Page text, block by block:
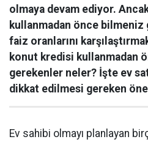
olmaya devam ediyor.
kullanmadan önce bilmeniz
faiz oranlarını
konut kredisi kullanmadan
gerekenler neler? İşte ev
dikkat edilmesi gereken
Ev sahibi olmayı planlayan